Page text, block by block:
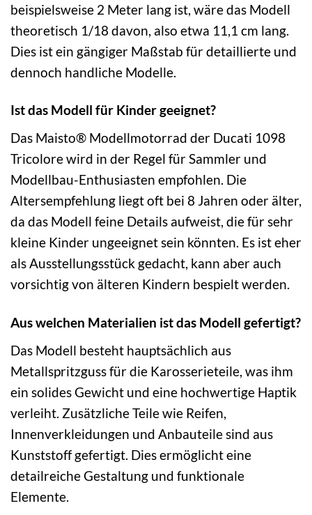
beispielsweise 2 Meter lang ist, wäre das Modell
theoretisch 1/18 davon, also etwa 11,1 cm lang.
Dies ist ein gängiger Maßstab für detaillierte und
dennoch handliche Modelle.
Ist das Modell für Kinder geeignet?
Das Maisto® Modellmotorrad der Ducati 1098
Tricolore wird in der Regel für Sammler und
Modellbau-Enthusiasten empfohlen. Die
Altersempfehlung liegt oft bei 8 Jahren oder älter,
da das Modell feine Details aufweist, die für sehr
kleine Kinder ungeeignet sein könnten. Es ist eher
als Ausstellungsstück gedacht, kann aber auch
vorsichtig von älteren Kindern bespielt werden.
Aus welchen Materialien ist das Modell gefertigt?
Das Modell besteht hauptsächlich aus
Metallspritzguss für die Karosserieteile, was ihm
ein solides Gewicht und eine hochwertige Haptik
verleiht. Zusätzliche Teile wie Reifen,
Innenverkleidungen und Anbauteile sind aus
Kunststoff gefertigt. Dies ermöglicht eine
detailreiche Gestaltung und funktionale
Elemente.